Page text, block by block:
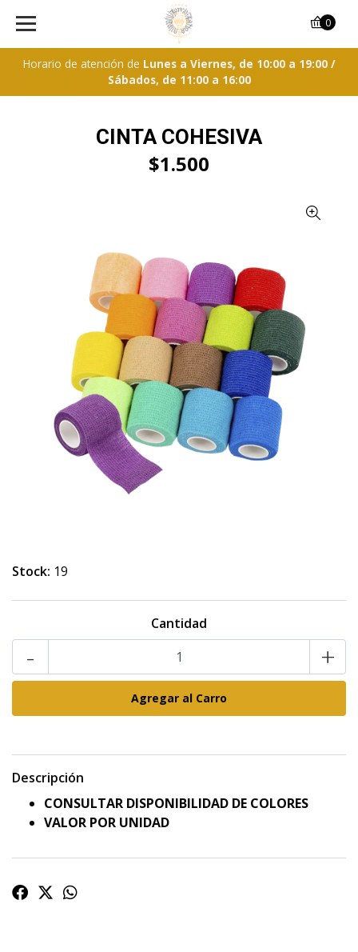
Horario de atención de Lunes a Viernes, de 10:00 a 19:00 /
Sábados, de 11:00 a 16:00
0
CINTA COHESIVA
$1.500
Stock: 19
Cantidad
- +
Descripción
CONSULTAR DISPONIBILIDAD DE COLORES
VALOR POR UNIDAD